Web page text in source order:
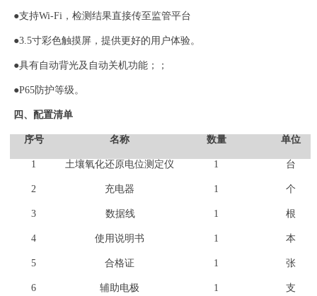
●支持Wi-Fi，检测结果直接传至监管平台
●3.5寸彩色触摸屏，提供更好的用户体验。
●具有自动背光及自动关机功能；；
●P65防护等级。
四、配置清单
序号 名称 数量 单位
1 土壤氧化还原电位测定仪 1 台
2 充电器 1 个
3 数据线 1 根
4 使用说明书 1 本
5 合格证 1 张
6 辅助电极 1 支